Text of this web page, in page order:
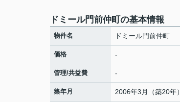
ドミール門前仲町の基本情報
物件名 ドミール門前仲町
価格 -
管理/共益費 -
築年月 2006年3月（築20年）